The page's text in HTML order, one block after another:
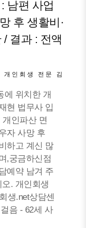
남편 사업
후 생활비·
결과 : 전액
개인회생 전문 김
에 위치한 개
현 법무사 입
인파산 면
자 사망 후
하고 계신 많
,궁금하신점
예약 남겨 주
. 개인회생
생.net상담센
음 - 62세 사